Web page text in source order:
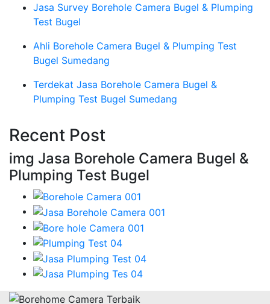
Jasa Survey Borehole Camera Bugel & Plumping
Test Bugel
Ahli Borehole Camera Bugel & Plumping Test
Bugel Sumedang
Terdekat Jasa Borehole Camera Bugel &
Plumping Test Bugel Sumedang
Recent Post
img Jasa Borehole Camera Bugel &
Plumping Test Bugel